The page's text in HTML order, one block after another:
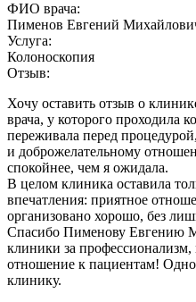
ФИО врача:
Пименов Евгений
Услуга:
Колоноскопия
Отзыв:
Хочу оставить отзыв о
врача, у которого проходила
переживала перед
и доброжелательному
спокойнее, чем я ожидала.
В целом клиника оставила
впечатления: приятное
организовано хорошо, без
Спасибо Пименову Евгению
клиники за
отношение к пациентам!
клинику.